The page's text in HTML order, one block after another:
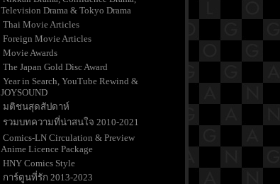
Television Drama & Tokyo Drama
Thai Movie Articles
Foreign Movie Articles
Movie Awards
The Japan Gold Disc Award
Year in Search, YouTube Rewind &
JOYSOUND
มติชนสุดสัปดาห์
รวมบทความที่น่าสนใจ 2010-2021
Comics-LN Circulation & Preview
Anime Licence Package
HNY Comics Style
การ์ตูนที่รัก 2013-2023